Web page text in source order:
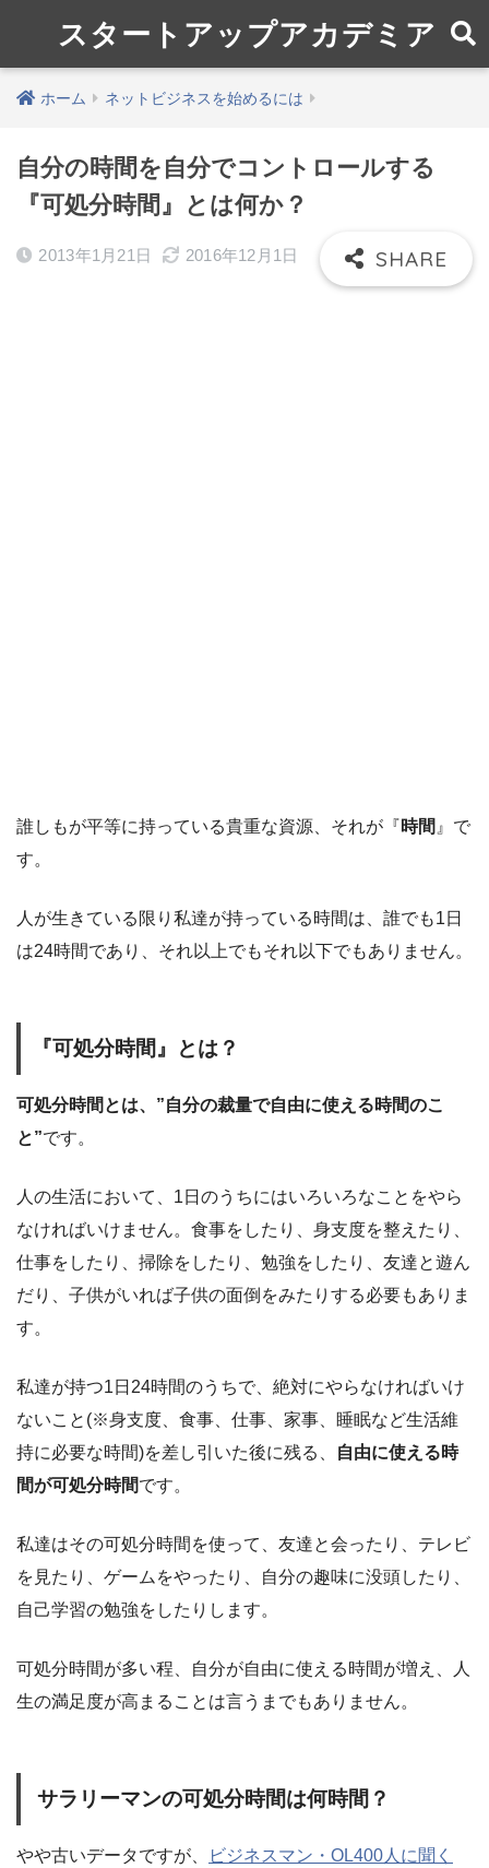
スタートアップアカデミア
ホーム ネットビジネスを始めるには
自分の時間を自分でコントロールする
『可処分時間』とは何か？
2013年1月21日 2016年12月1日
誰しもが平等に持っている貴重な資源、それが『時間 』で
す。
人が生きている限り私達が持っている時間は、誰でも1日
は24時間であり、それ以上でもそれ以下でもありません。
『可処分時間』とは？
可処分時間とは、”自分の裁量で自由に使える時間のこ
と”です。
人の生活において、1日のうちにはいろいろなことをやら
なければいけません。食事をしたり、身支度を整えたり、
仕事をしたり、掃除をしたり、勉強をしたり、友達と遊ん
だり、子供がいれば子供の面倒をみたりする必要もありま
す。
私達が持つ1日24時間のうちで、絶対にやらなければいけ
ないこと(※身支度、食事、仕事、家事、睡眠など生活維
持に必要な時間)を差し引いた後に残る、
自由に使える時
間が可処分時間です。
私達はその可処分時間を使って、友達と会ったり、テレビ
を見たり、ゲームをやったり、自分の趣味に没頭したり、
自己学習の勉強をしたりします。
可処分時間が多い程、自分が自由に使える時間が増え、人
生の満足度が高まることは言うまでもありません。
サラリーマンの可処分時間は何時間？
やや古いデータですが、
ビジネスマン・OL400人に聞く